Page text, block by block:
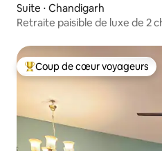
Suite ⋅ Chandigarh
Retraite paisible de luxe de 2
Coups de cœur voyageurs les
Coup de cœur voyageurs